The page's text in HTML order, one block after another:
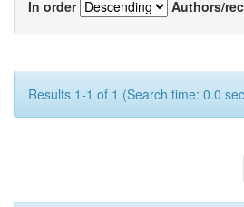
In order
Authors/
Results 1-1 of 1 (Search time: 0.0